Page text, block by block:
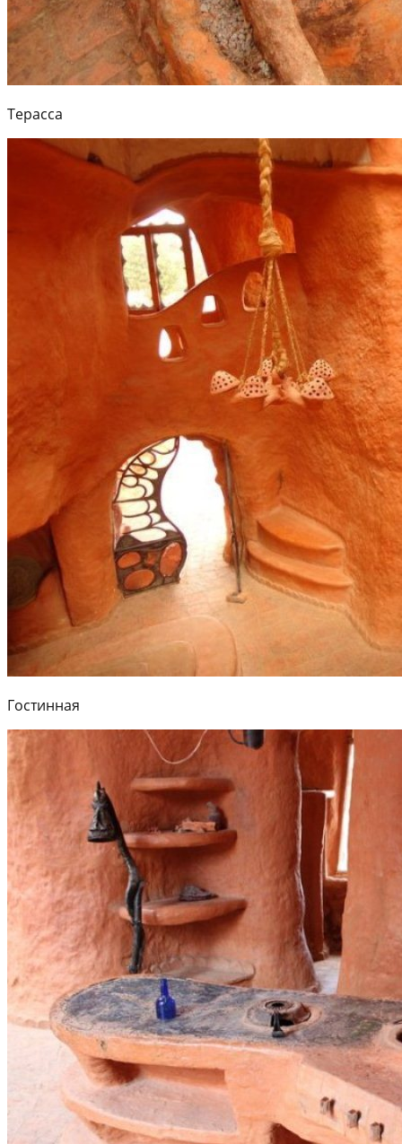
Терасса
Гостинная